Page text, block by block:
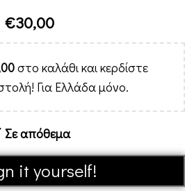
€30,00
στο καλάθι και κερδίστε
Για Ελλάδα μόνο.
Σε απόθεμα
it yourself!
Alternative: